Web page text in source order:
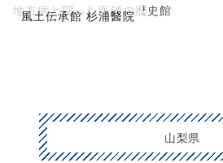
風土伝承館 杉浦醫院
地方病と闘った医師の歴史館
山梨県